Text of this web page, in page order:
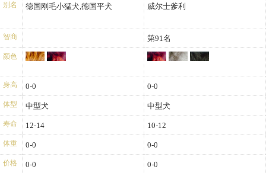
别名 德国刚毛小猛犬,德国平犬 威尔士爹利
智商 第91名
颜色
身高 0-0 0-0
体型 中型犬 中型犬
寿命 12-14 10-12
体重 0-0 0-0
价格 0-0 0-0